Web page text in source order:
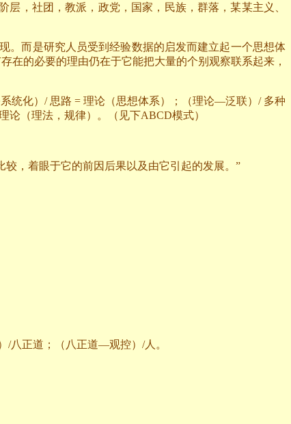
，社团，教派，政党，国家，民族，群落，某某主义、
。而是研究人员受到经验数据的启发而建立起一个思想体
在的必要的理由仍在于它能把大量的个别观察联系起来，
统化） / 思路 = 理论（思想体系）；（理论—泛联）/ 多种
论（理法，规律）。（见下ABCD模式）
，着眼于它的前因后果以及由它引起的发展。”
/八正道；（八正道—观控） /人。